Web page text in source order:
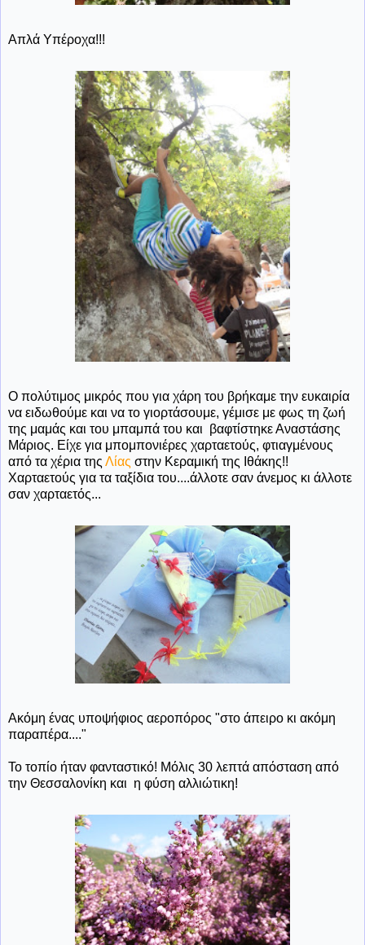
Απλά Υπέροχα!!!
Ο πολύτιμος μικρός που για χάρη του βρήκαμε την ευκαιρία
να ειδωθούμε και να το γιορτάσουμε, γέμισε με φως τη ζωή
της μαμάς και του μπαμπά του και βαφτίστηκε Αναστάσης
Μάριος. Είχε για μπομπονιέρες χαρταετούς, φτιαγμένους
από τα χέρια της Λίας στην Κεραμική της Ιθάκης!!
Χαρταετούς για τα ταξίδια του....άλλοτε σαν άνεμος κι άλλοτε
σαν χαρταετός...
Ακόμη ένας υποψήφιος αεροπόρος "στο άπειρο κι ακόμη
παραπέρα...."
Το τοπίο ήταν φανταστικό! Μόλις 30 λεπτά απόσταση από
την Θεσσαλονίκη και η φύση αλλιώτικη!